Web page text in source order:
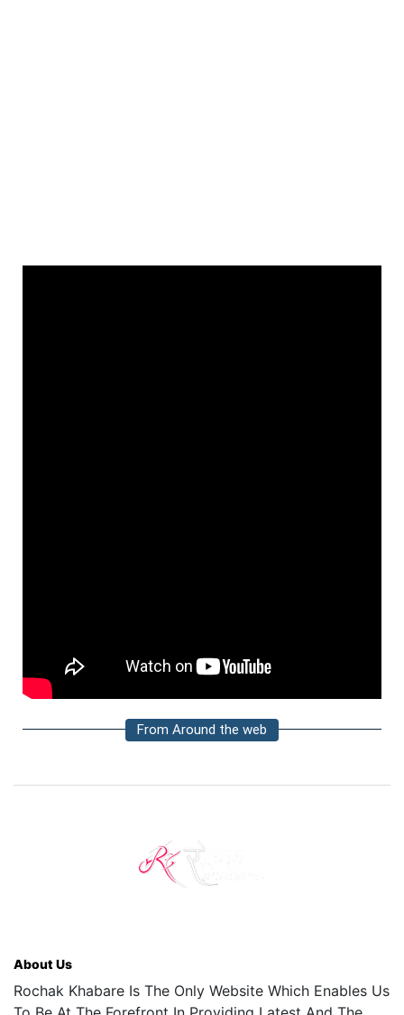
From Around the web
About Us
Rochak Khabare Is The Only Website Which Enables Us